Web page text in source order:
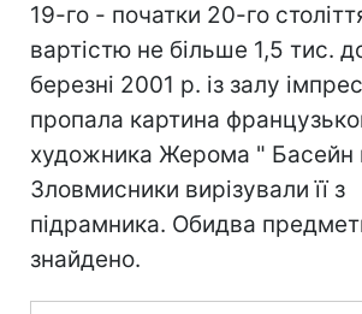
19-го - початки 20-го
вартістю не більше 1,5 тис.
березні 2001 р. із залу
пропала картина
художника Жерома " Басейн
Зловмисники вирізували її з
підрамника. Обидва
знайдено.